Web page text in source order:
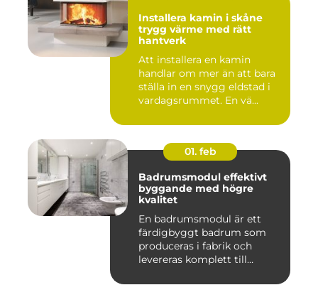
Installera kamin i skåne
trygg värme med rätt
hantverk
Att installera en kamin
handlar om mer än att bara
ställa in en snygg eldstad i
vardagsrummet. En vä...
01. feb
Badrumsmodul effektivt
byggande med högre
kvalitet
En badrumsmodul är ett
färdigbyggt badrum som
produceras i fabrik och
levereras komplett till